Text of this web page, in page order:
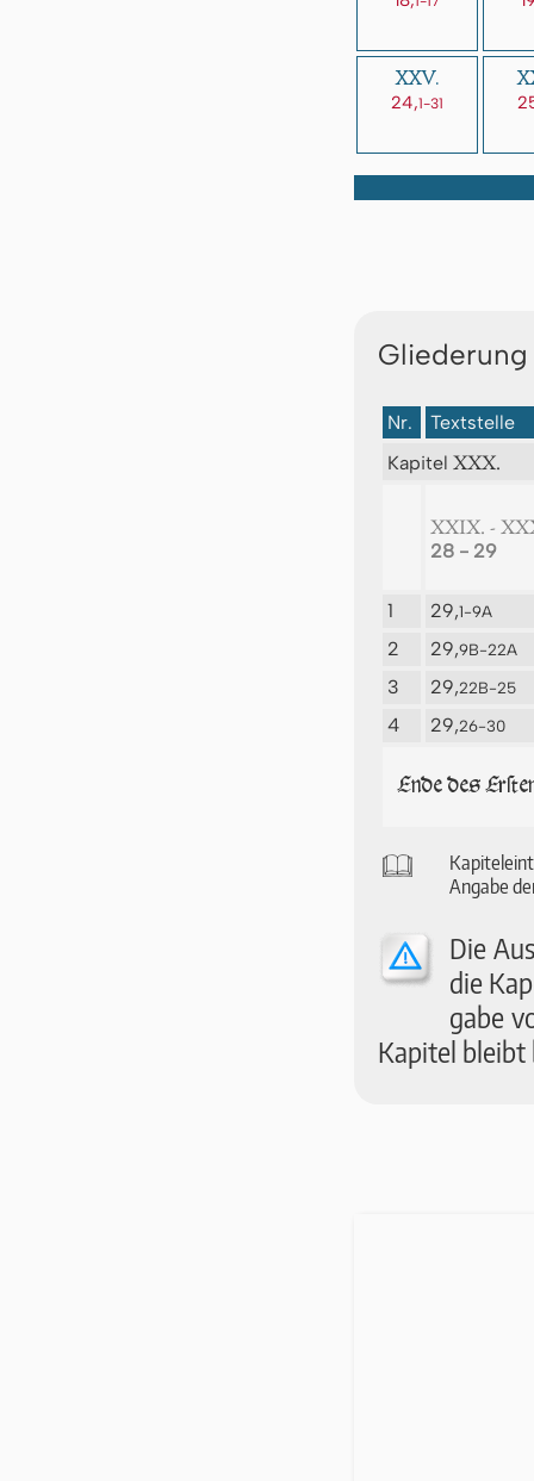
XXV.
24,1-31
Nr.
Textstelle
Kapitel XXX.
XXIX. -
28 - 29
1 29,1-9A
2 29,9B-22A
3 29,22B-25
4 29,26-30
Ende des
🕮
An­ga­be
Die
die
ga­be
Ka­pi­tel bleibt